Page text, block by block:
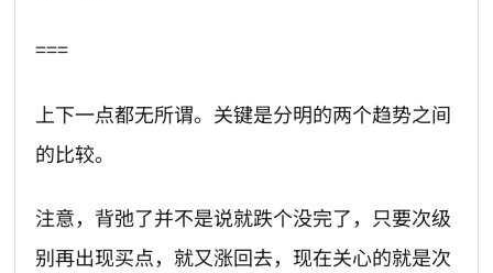
===
上下一点都无所谓。关键是分明的两个趋势之间
的比较。
注意，背弛了并不是说就跌个没完了，只要次级
别再出现买点，就又涨回去，现在关心的就是次